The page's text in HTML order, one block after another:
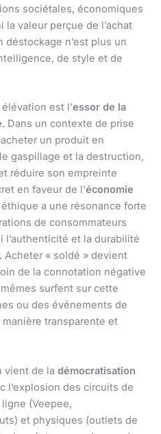
sociétales, économiques
valeur perçue de l’achat
déstockage n’est plus un
de style et de
est l’essor de la
. Dans un contexte de prise
un produit en
gaspillage et la destruction,
réduire son empreinte
en faveur de l’économie
a une résonance forte
de consommateurs
l’authenticité et la durabilité
Acheter « soldé » devient
de la connotation négative
surfent sur cette
ou des événements de
manière transparente et
vient de la démocratisation
l’explosion des circuits de
(Veepee,
et physiques (outlets de